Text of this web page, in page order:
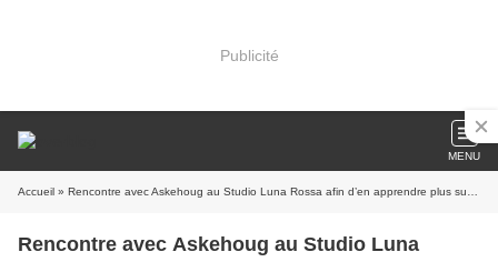
Publicité
MENU
Accueil » Rencontre avec Askehoug au Studio Luna Rossa afin d’en apprendre plus sur « La Rivière » !
Rencontre avec Askehoug au Studio Luna